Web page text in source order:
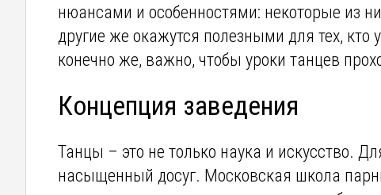
нюансами и особенностями: некоторые из
другие же окажутся полезными для тех,
конечно же, важно, чтобы уроки танцев
Концепция заведения
Танцы – это не только наука и искусство.
насыщенный досуг. Московская школа